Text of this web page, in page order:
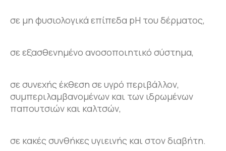
σε μη φυσιολογικά επίπεδα pH του δέρματος,
σε εξασθενημένο ανοσοποιητικό σύστημα,
σε συνεχής έκθεση σε υγρό περιβάλλον,
συμπεριλαμβανομένων και των ιδρωμένων
παπουτσιών και καλτσών,
σε κακές συνθήκες υγιεινής και στον διαβήτη.